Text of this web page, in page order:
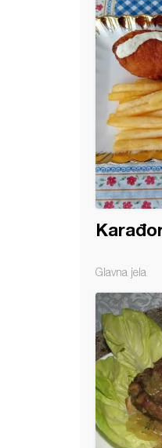
Glavna jela
teletina sa povrćem i žuti